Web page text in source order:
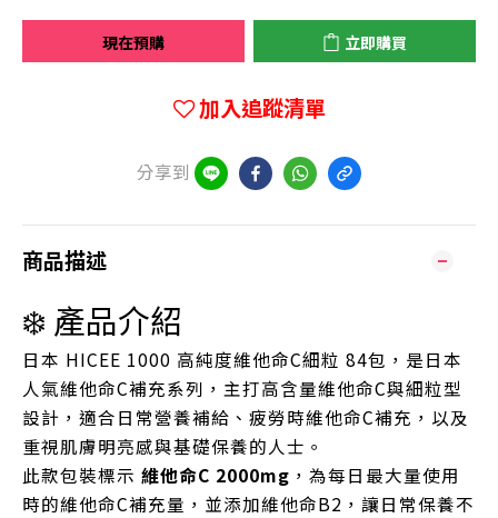
現在預購 立即購買
加入追蹤清單
分享到
商品描述
❄️ 產品介紹
日本 HICEE 1000 高純度維他命C細粒 84包，是日本
人氣維他命C補充系列，主打高含量維他命C與細粒型
設計，適合日常營養補給、疲勞時維他命C補充，以及
重視肌膚明亮感與基礎保養的人士。
此款包裝標示 維他命C 2000mg ，為每日最大量使用
時的維他命C補充量，並添加維他命B2，讓日常保養不